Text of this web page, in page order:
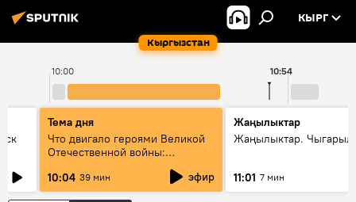
Кыргызстан
КЫРГ
10:00 10:54
Тема дня
Что двигало героями Великой
Отечественной войны:
Тулебердиева
10:04 39 мин эфир
Жаңылыктар
Жаңылыктар.
11:01 7 мин